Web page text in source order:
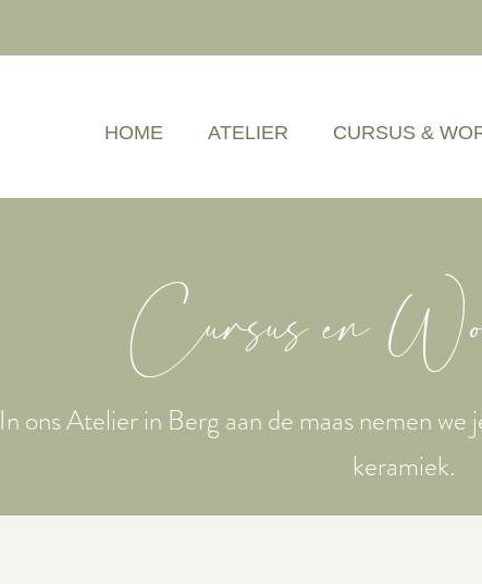
HOME ATELIER CURSUS &
Cursus en
In ons Atelier in Berg aan de maas nemen we
keramiek.